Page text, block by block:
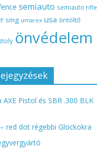
semiauto semiauto rifle
smg umarex usa öntöltő
önvédelem
Pistol és SBR .300 BLK
red dot régebbi Glockokra